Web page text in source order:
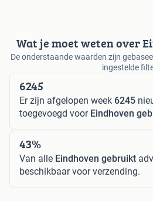
Wat je moet weten over
De onderstaande waarden zijn
ingestelde
6245
Er zijn afgelopen week 6245
toegevoegd voor Eindhoven
43%
Van alle Eindhoven gebruikt
beschikbaar voor verzending.